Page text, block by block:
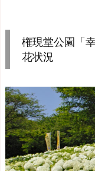
権現堂公園「
花状況